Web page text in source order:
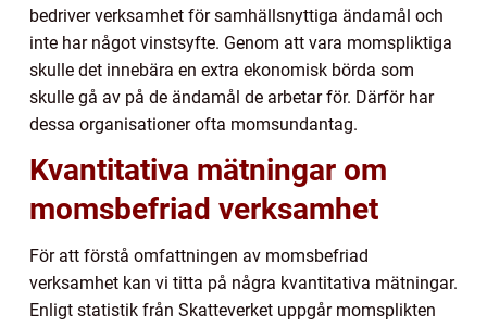
bedriver verksamhet för samhällsnyttiga ändamål och
inte har något vinstsyfte. Genom att vara momspliktiga
skulle det innebära en extra ekonomisk börda som
skulle gå av på de ändamål de arbetar för. Därför har
dessa organisationer ofta momsundantag.
Kvantitativa mätningar om
momsbefriad verksamhet
För att förstå omfattningen av momsbefriad
verksamhet kan vi titta på några kvantitativa mätningar.
Enligt statistik från Skatteverket uppgår momsplikten